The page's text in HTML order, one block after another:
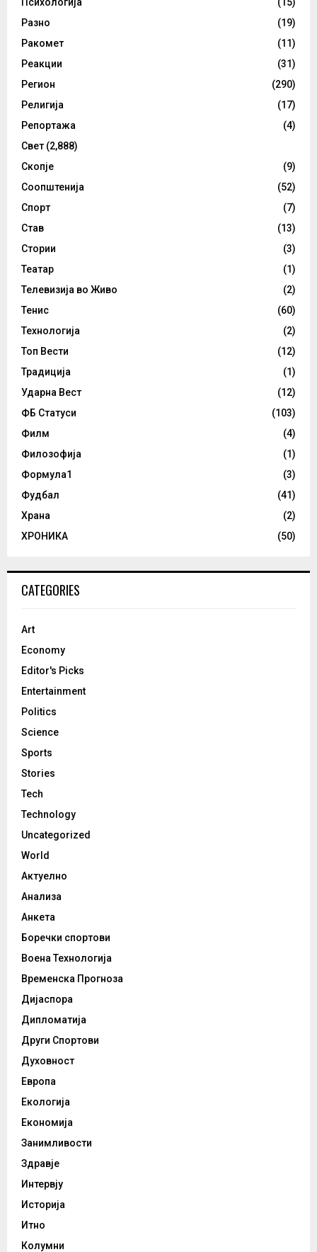
Разно
(19)
Ракомет
(11)
Реакции
(31)
Регион
(290)
Религија
(17)
Репортажа
(4)
Свет (2,888)
Скопје
(9)
Соопштенија
(52)
Спорт
(7)
Став
(13)
Стории
(3)
Театар
(1)
Телевизија во Живо
(2)
Тенис
(60)
Технологија
(2)
Топ Вести
(12)
Традиција
(1)
Ударна Вест
(12)
ФБ Статуси
(103)
Филм
(4)
Филозофија
(1)
Формула1
(3)
Фудбал
(41)
Храна
(2)
ХРОНИКА
(50)
CATEGORIES
Art
Economy
Editor's Picks
Entertainment
Politics
Science
Sports
Stories
Tech
Technology
Uncategorized
World
Актуелно
Анализа
Анкета
Боречки спортови
Воена Технологија
Временска Прогноза
Дијаспора
Дипломатија
Други Спортови
Духовност
Европа
Екологија
Економија
Занимливости
Здравје
Интервју
Историја
Итно
Колумни